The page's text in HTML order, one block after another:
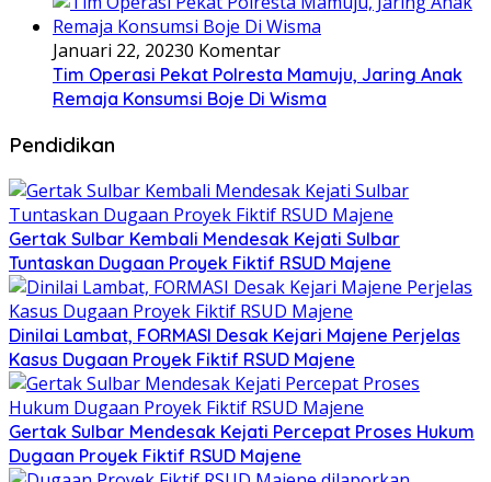
Januari 22, 20230 Komentar
Tim Operasi Pekat Polresta Mamuju, Jaring Anak
Remaja Konsumsi Boje Di Wisma
Pendidikan
Gertak Sulbar Kembali Mendesak Kejati Sulbar
Tuntaskan Dugaan Proyek Fiktif RSUD Majene
Dinilai Lambat, FORMASI Desak Kejari Majene Perjelas
Kasus Dugaan Proyek Fiktif RSUD Majene
Gertak Sulbar Mendesak Kejati Percepat Proses Hukum
Dugaan Proyek Fiktif RSUD Majene